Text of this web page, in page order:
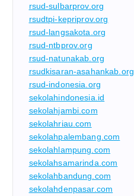
rsud-sulbarprov.org
rsudtpi-kepriprov.org
rsud-langsakota.org
rsud-ntbprov.org
rsud-natunakab.org
rsudkisaran-asahankab.org
rsud-indonesia.org
sekolahindonesia.id
sekolahjambi.com
sekolahriau.com
sekolahpalembang.com
sekolahlampung.com
sekolahsamarinda.com
sekolahbandung.com
sekolahdenpasar.com